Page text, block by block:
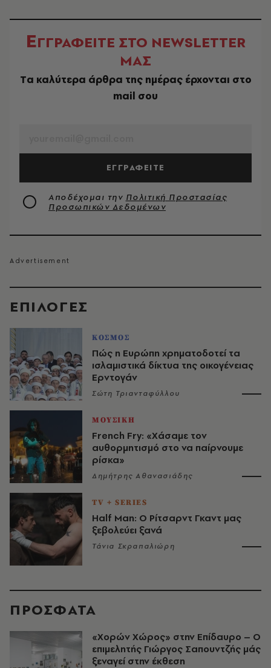
EΠΙΛΟΓΈΣ
ΚΟΣΜΟΣ
Πώς η Ευρώπη χρηματοδοτεί τα
ισλαμιστικά δίκτυα της οικογένειας
Ερντογάν
Σώτη Τριανταφύλλου
ΜΟΥΣΙΚΗ
French Fry: «Χάσαμε τον
αυθορμητισμό στο να παίρνουμε
ρίσκα»
Δημήτρης Αθανασιάδης
TV + SERIES
Half Man: Ο Ρίτσαρντ Γκαντ μας
ξεβολεύει ξανά
Τάνια Σκραπαλιώρη
ΕΓΓΡΑΦΕΙΤΕ ΣΤΟ NEWSLETTER
ΜΑΣ
Tα καλύτερα άρθρα της ημέρας έρχονται στο
mail σου
ΕΓΓΡΑΦΕΙΤΕ
Αποδέχομαι την Πολιτική Προστασίας
Προσωπικών Δεδομένων
ΠΡΟΣΦΑΤΑ
«Χορών Χώρος» στην Επίδαυρο – Ο
επιμελητής Γιώργος Σαπουντζής μάς
ξεναγεί στην έκθεση